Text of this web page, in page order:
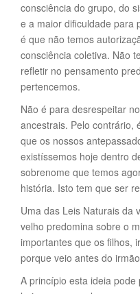
consciência do grupo, do
e a maior dificuldade para
é que não temos
consciência coletiva. Não
refletir no pensamento
pertencemos.
Não é para desrespeitar
ancestrais. Pelo contrário,
que os nossos
existíssemos hoje dentro
sobrenome que temos
história. Isto tem que ser
Uma das Leis Naturais da
velho predomina sobre o
importantes que os filhos,
porque veio antes do
A princípio esta ideia